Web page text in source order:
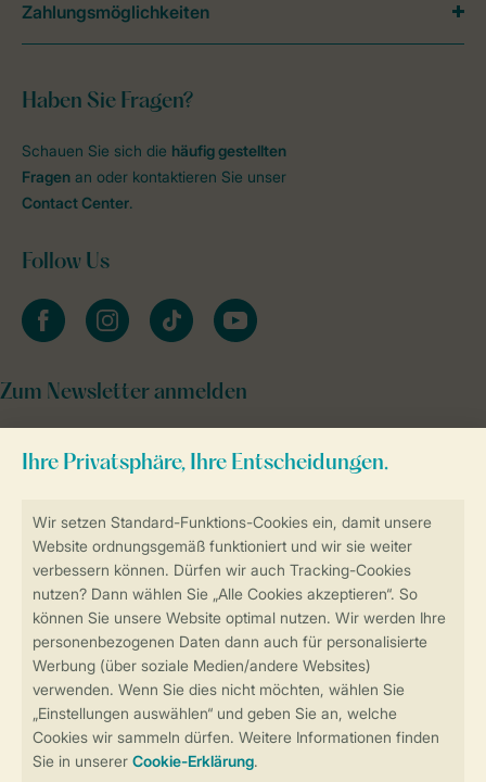
Sicherstellung Deiner Privatsphäre
Sicher und schnell zur Online-Buchung
Sichere Datenübertragung
Sicheres Bezahlen
Haben Sie Fragen?
Schauen Sie sich die häufig gestellten
Fragen an oder kontaktieren Sie unser
Contact Center.
Follow Us
facebookinstagramtiktok youtube
Zum Newsletter anmelden
Zahlungsmöglichkeiten